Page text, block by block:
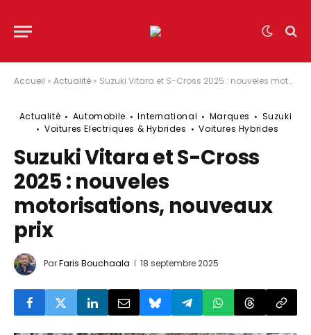
Accueil » Actualité » Suzuki Vitara et S-Cross 2025 : nouveles motorisations, nouveaux prix
Actualité Automobile International Marques
Suzuki
Voitures Electriques & Hybrides
Voitures Hybrides
Suzuki Vitara et S-Cross
2025 : nouveles
motorisations, nouveaux
prix
ParFaris Bouchaala 18 septembre 2025